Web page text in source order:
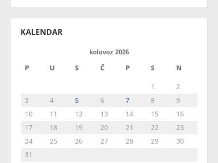
KALENDAR
kolovoz 2026
P U S Č P S N
1
2
3
4 5 6 7 8
9
10
11 12 13 14 15
16
17
18 19 20 21 22
23
24
25 26 27 28 29
30
31